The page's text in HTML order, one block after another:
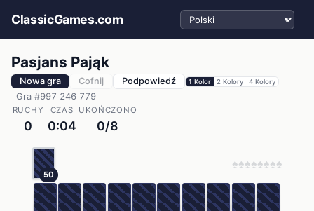
ClassicGames.com Wybierz język
Pasjans Pająk
Nowa gra Cofnij Podpowiedź 1 Kolor 2 Kolory 4 Kolory
Gra #997 246 779
RUCHY
0
CZAS
0:04
UKOŃCZONO
0/8
50
♠♠♠♠♠♠♠♠